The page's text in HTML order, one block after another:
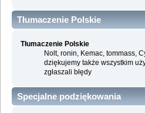
Tłumaczenie Polskie
Tłumaczenie Polskie
Nolt, ronin, Kemac, tommass,
dziękujemy także wszystkim
zgłaszali błędy
Specjalne podziękowania